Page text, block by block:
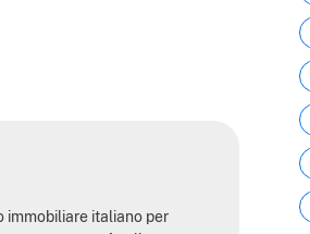
immobiliare italiano per